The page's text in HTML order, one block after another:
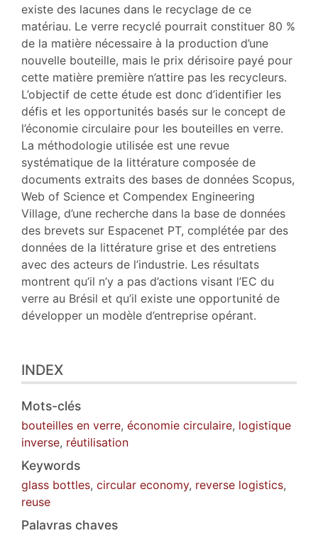
existe des lacunes dans le recyclage de ce
matériau. Le verre recyclé pourrait constituer 80 %
de la matière nécessaire à la production d’une
nouvelle bouteille, mais le prix dérisoire payé pour
cette matière première n’attire pas les recycleurs.
L’objectif de cette étude est donc d’identifier les
défis et les opportunités basés sur le concept de
l’économie circulaire pour les bouteilles en verre.
La méthodologie utilisée est une revue
systématique de la littérature composée de
documents extraits des bases de données Scopus,
Web of Science et Compendex Engineering
Village, d’une recherche dans la base de données
des brevets sur Espacenet PT, complétée par des
données de la littérature grise et des entretiens
avec des acteurs de l’industrie. Les résultats
montrent qu’il n’y a pas d’actions visant l’EC du
verre au Brésil et qu’il existe une opportunité de
développer un modèle d’entreprise opérant.
INDEX
Mots-clés
bouteilles en verre, économie circulaire, logistique
inverse, réutilisation
Keywords
glass bottles, circular economy, reverse logistics,
reuse
Palavras chaves